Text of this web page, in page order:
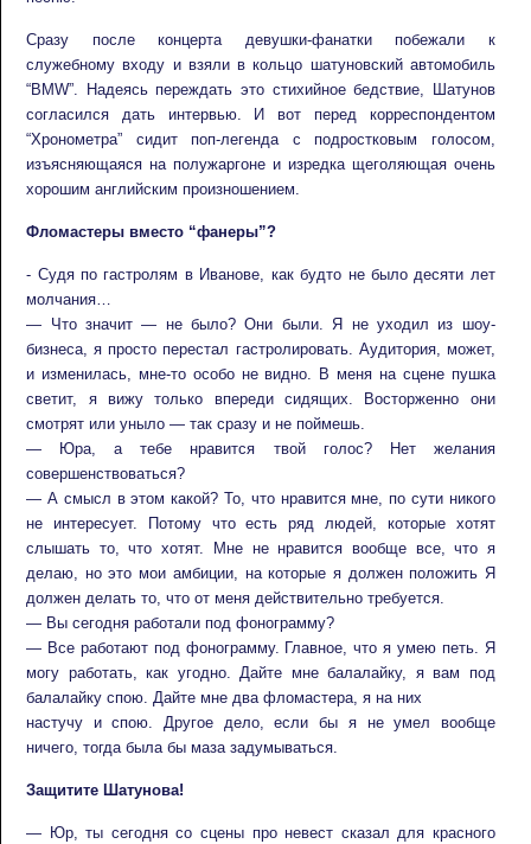
Сразу после концерта девушки-фанатки побежали к
служебному входу и взяли в кольцо шатуновский автомобиль
“BMW”. Надеясь переждать это стихийное бедствие, Шатунов
согласился дать интервью. И вот перед корреспондентом
“Хронометра” сидит поп-легенда с подростковым голосом,
изъясняющаяся на полужаргоне и изредка щеголяющая очень
хорошим английским произношением.
Фломастеры вместо “фанеры”?
- Судя по гастролям в Иванове, как будто не было десяти лет
молчания…
— Что значит — не было? Они были. Я не уходил из шоу-
бизнеса, я просто перестал гастролировать. Аудитория, может,
и изменилась, мне-то особо не видно. В меня на сцене пушка
светит, я вижу только впереди сидящих. Восторженно они
смотрят или уныло — так сразу и не поймешь.
— Юра, а тебе нравится твой голос? Нет желания
совершенствоваться?
— А смысл в этом какой? То, что нравится мне, по сути никого
не интересует. Потому что есть ряд людей, которые хотят
слышать то, что хотят. Мне не нравится вообще все, что я
делаю, но это мои амбиции, на которые я должен положить Я
должен делать то, что от меня действительно требуется.
— Вы сегодня работали под фонограмму?
— Все работают под фонограмму. Главное, что я умею петь. Я
могу работать, как угодно. Дайте мне балалайку, я вам под
балалайку спою. Дайте мне два фломастера, я на них
настучу и спою. Другое дело, если бы я не умел вообще
ничего, тогда была бы маза задумываться.
Защитите Шатунова!
— Юр, ты сегодня со сцены про невест сказал для красного